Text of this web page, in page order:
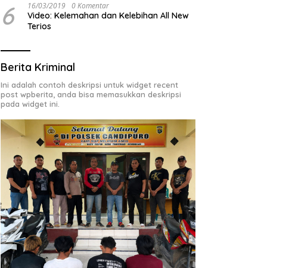
6 16/03/2019 0 Komentar
Video: Kelemahan dan Kelebihan All New
Terios
Berita Kriminal
Ini adalah contoh deskripsi untuk widget recent
post wpberita, anda bisa memasukkan deskripsi
pada widget ini.